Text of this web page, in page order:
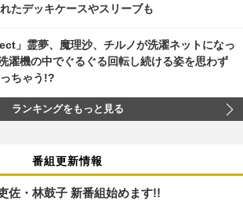
たデッキケースやスリーブも
」霊夢、魔理沙、チルノが洗濯ネットになっ
濯機の中でぐるぐる回転し続ける姿を思わず
ちゃう!?
ランキングをもっと見る
番組更新情報
佐・林鼓子 新番組始めます!!